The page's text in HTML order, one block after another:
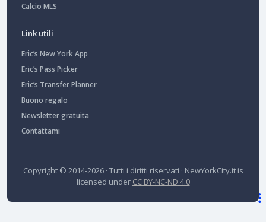
Calcio MLS
Link utili
Eric’s New York App
Eric’s Pass Picker
Eric’s Transfer Planner
Buono regalo
Newsletter gratuita
Contattami
Copyright © 2014-2026 · Tutti i diritti riservati · NewYorkCity.itis
licensed under CC BY-NC-ND 4.0